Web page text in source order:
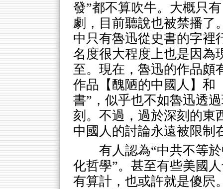
發”都不算吹牛。大概只
劇，目前聽說也被禁播了
中只有魯迅從史書的字裡
名度很大程度上也是因為
至。現在，魯迅的作品頗
作品【醜陋的中國人】和
書”，似乎也不如魯迅透
刻。不過，過於深刻的東
中國人的討論永遠被限制
有人認為“中共不等
化哲學”。甚至有些美國
有算計，也或許就是傻屄